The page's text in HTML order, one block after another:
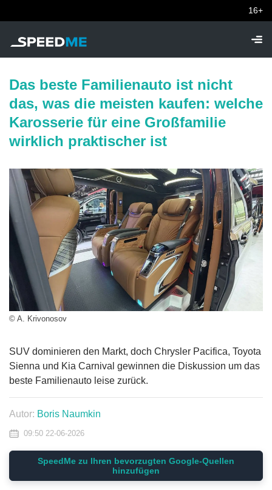
16+
Das beste Familienauto ist nicht
das, was die meisten kaufen: welche
Karosserie für eine Großfamilie
wirklich praktischer ist
© A. Krivonosov
SUV dominieren den Markt, doch Chrysler Pacifica, Toyota
Sienna und Kia Carnival gewinnen die Diskussion um das
beste Familienauto leise zurück.
Autor: Boris Naumkin
09:50 22-06-2026
SpeedMe zu Ihren bevorzugten Google-Quellen
hinzufügen